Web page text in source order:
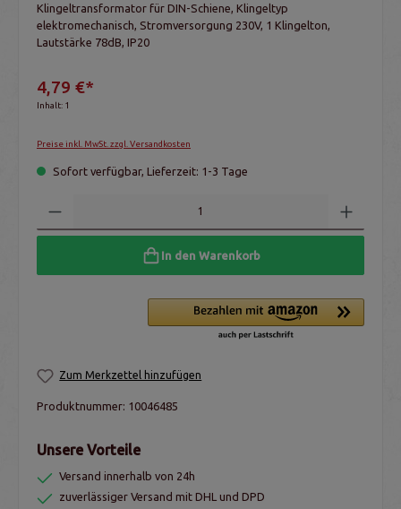
Klingeltransformator für DIN-Schiene, Klingeltyp
elektromechanisch, Stromversorgung 230V, 1 Klingelton,
Lautstärke 78dB, IP20
4,79 €*
Inhalt: 1
Preise inkl. MwSt. zzgl. Versandkosten
Sofort verfügbar, Lieferzeit: 1-3 Tage
In den Warenkorb
Zum Merkzettel hinzufügen
Produktnummer: 10046485
Unsere Vorteile
Versand innerhalb von 24h
zuverlässiger Versand mit DHL und DPD